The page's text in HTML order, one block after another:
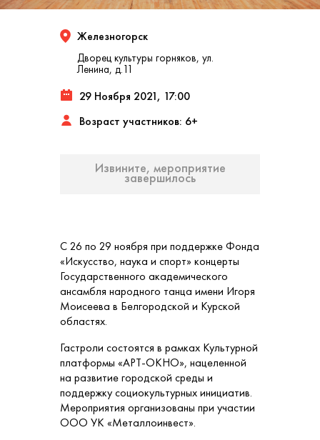
Железногорск
Дворец культуры горняков, ул.
Ленина, д.11
29 Ноября 2021, 17:00
Возраст участников: 6+
Извините, мероприятие
завершилось
C 26 по 29 ноября при поддержке Фонда
«Искусство, наука и спорт» концерты
Государственного академического
ансамбля народного танца имени Игоря
Моисеева в Белгородской и Курской
областях.
Гастроли состоятся в рамках Культурной
платформы «АРТ-ОКНО», нацеленной
на развитие городской среды и
поддержку социокультурных инициатив.
Мероприятия организованы при участии
ООО УК «Металлоинвест».